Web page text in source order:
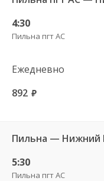
4:30
Пильна пгт АС
Ежедневно
892 руб.
Пильна — Нижний
5:30
Пильна пгт АС